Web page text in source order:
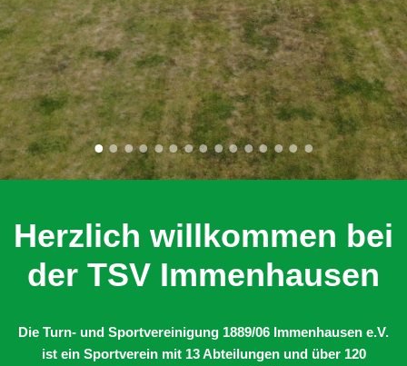
Herzlich willkommen bei
der TSV Immenhausen
Die Turn- und Sportvereinigung 1889/06 Immenhausen e.V.
ist ein Sportverein mit 13 Abteilungen und über 120